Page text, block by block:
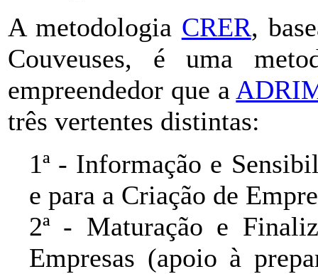
A metodologia CRER,
Couveuses, é uma
empreendedor que a
três vertentes distintas:
1ª - Informação e
e para a Criação de
2ª - Maturação e
Empresas (apoio à